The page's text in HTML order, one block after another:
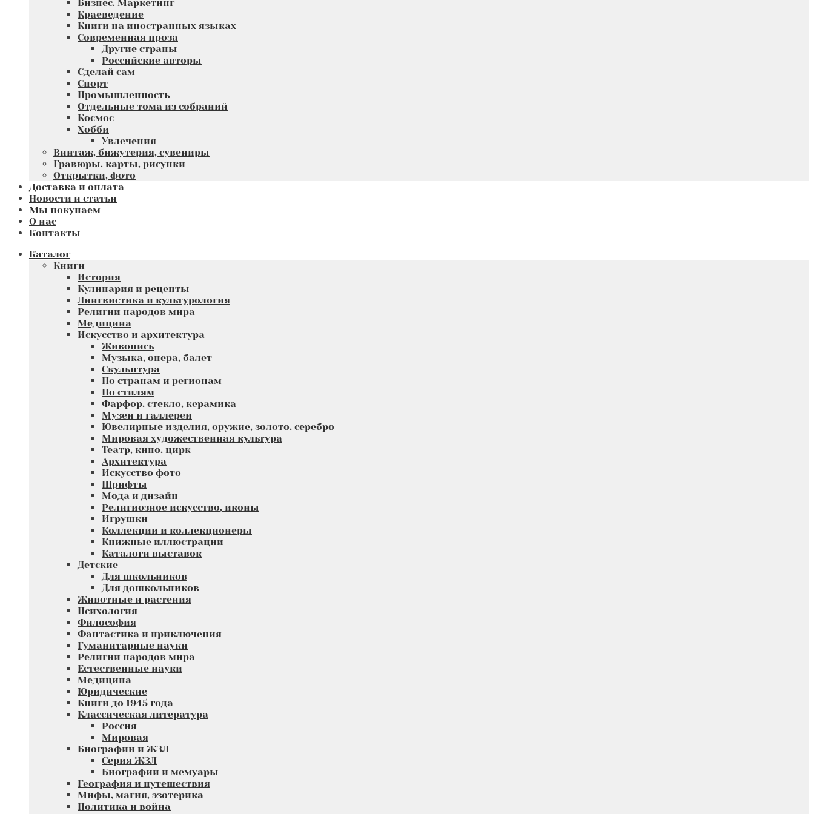
Бизнес. Маркетинг
Краеведение
Книги на иностранных языках
Современная проза
Другие страны
Российские авторы
Сделай сам
Спорт
Промышленность
Отдельные тома из собраний
Космос
Хобби
Увлечения
Винтаж, бижутерия, сувениры
Гравюры, карты, рисунки
Открытки, фото
Доставка и оплата
Новости и статьи
Мы покупаем
О нас
Контакты
Каталог
Книги
История
Кулинария и рецепты
Лингвистика и культурология
Религии народов мира
Медицина
Искусство и архитектура
Живопись
Музыка, опера, балет
Скульптура
По странам и регионам
По стилям
Фарфор, стекло, керамика
Музеи и галлереи
Ювелирные изделия, оружие, золото, серебро
Мировая художественная культура
Театр, кино, цирк
Архитектура
Искусство фото
Шрифты
Мода и дизайн
Религиозное искусство, иконы
Игрушки
Коллекции и коллекционеры
Книжные иллюстрации
Каталоги выставок
Детские
Для школьников
Для дошкольников
Животные и растения
Психология
Философия
Фантастика и приключения
Гуманитарные науки
Религии народов мира
Естественные науки
Медицина
Юридические
Книги до 1945 года
Классическая литература
Россия
Мировая
Биографии и ЖЗЛ
Серия ЖЗЛ
Биографии и мемуары
География и путешествия
Мифы, магия, эзотерика
Политика и война